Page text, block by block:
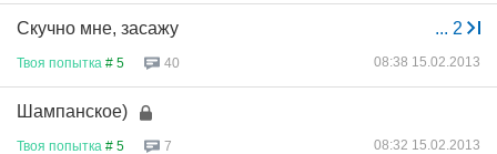
... 2
Скучно мне, засажу
Твоя попытка # 5 40 08:38 15.02.2013
Шампанское)
Твоя попытка # 5 7 08:32 15.02.2013